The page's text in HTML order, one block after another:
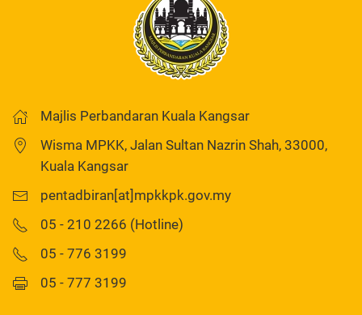
Majlis Perbandaran Kuala Kangsar
Wisma MPKK, Jalan Sultan Nazrin Shah, 33000,
Kuala Kangsar
pentadbiran[at]mpkkpk.gov.my
05 - 210 2266 (Hotline)
05 - 776 3199
05 - 777 3199